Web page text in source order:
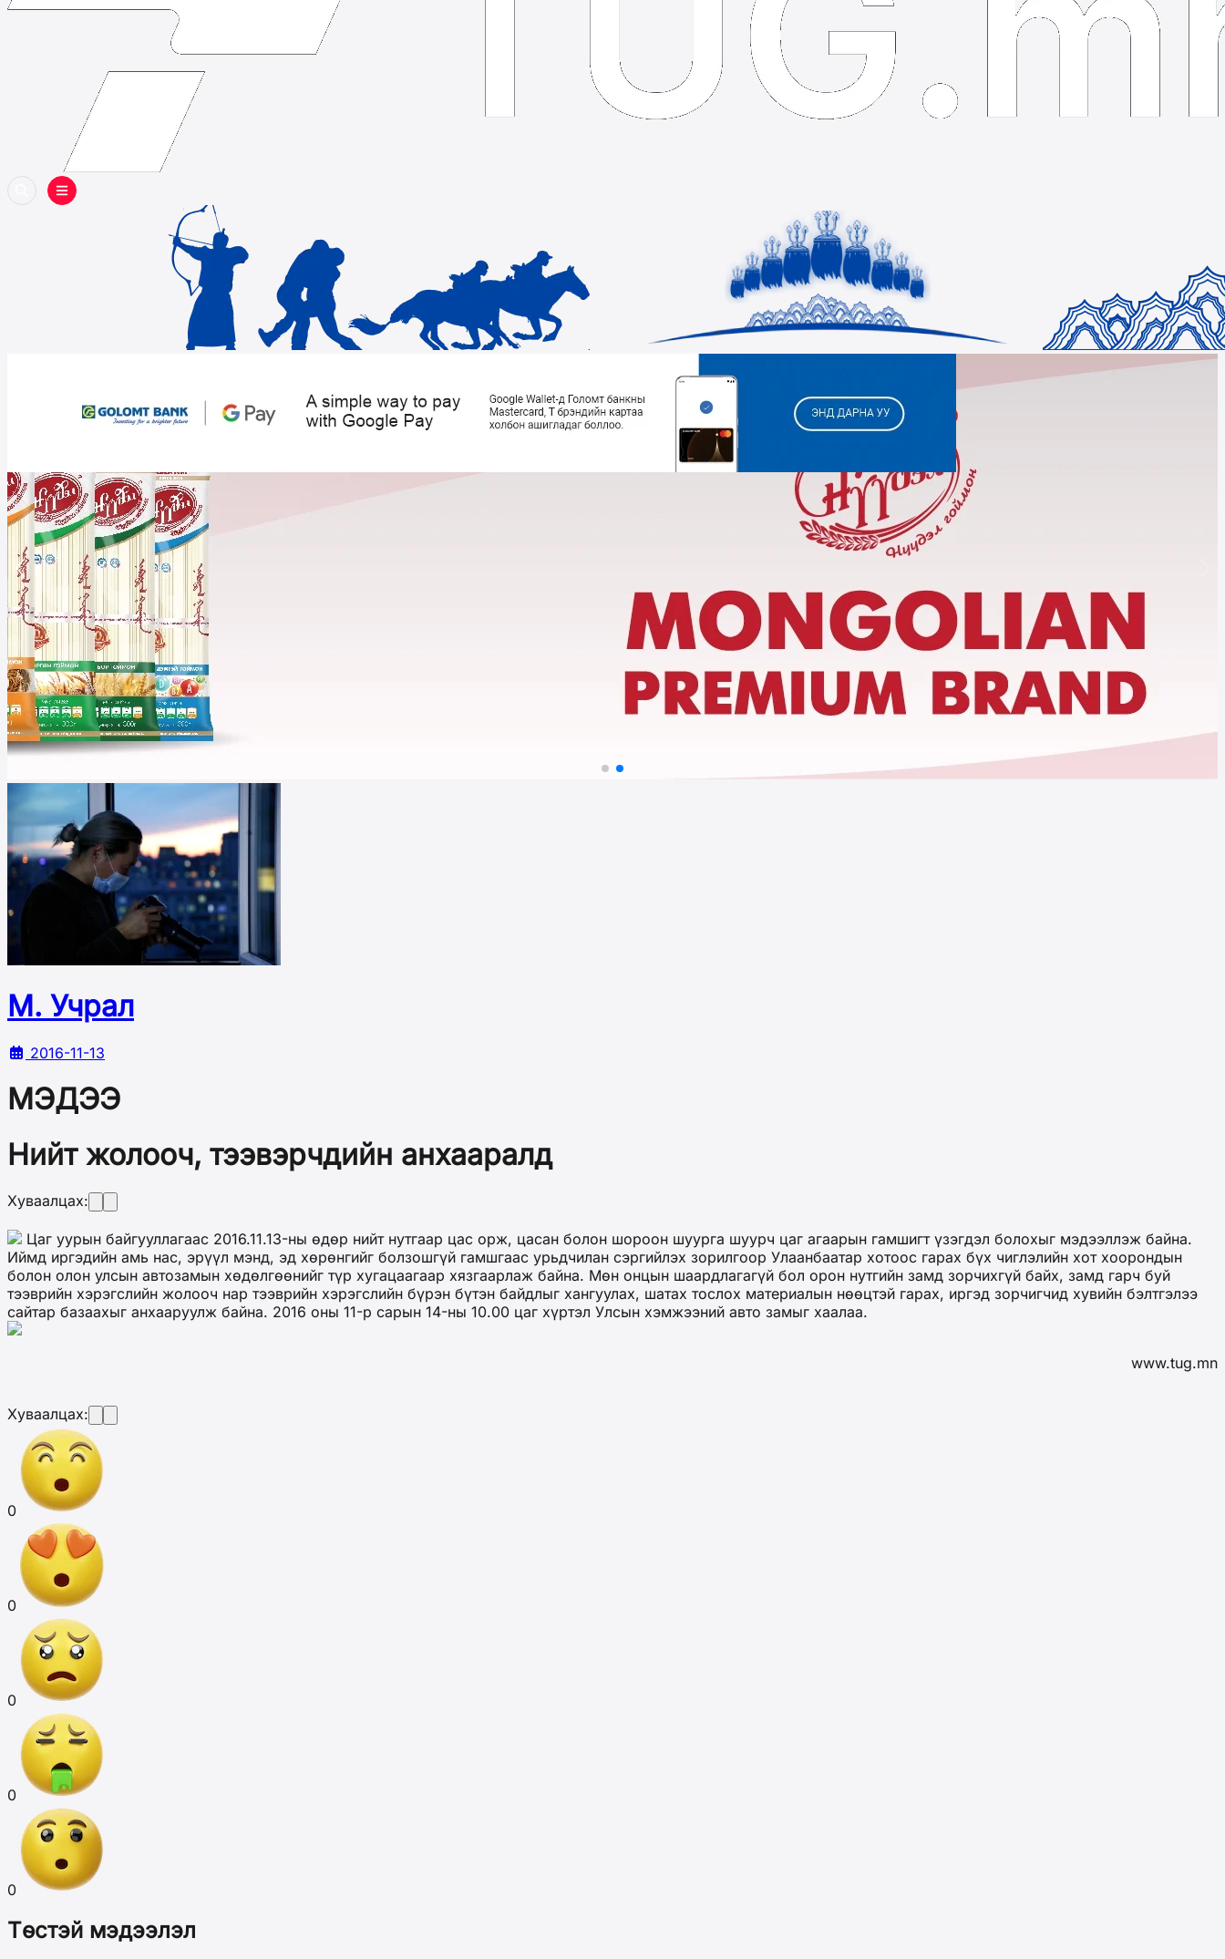
М. Учрал
2016-11-13
МЭДЭЭ
Нийт жолооч, тээвэрчдийн анхааралд
Хуваалцах:
Цаг уурын байгууллагаас 2016.11.13-ны өдөр нийт нутгаар цас орж, цасан болон шороон шуурга шуурч цаг агаарын гамшигт үзэгдэл болохыг мэдээллэж байна.
Иймд иргэдийн амь нас, эрүүл мэнд, эд хөрөнгийг болзошгүй гамшгаас урьдчилан сэргийлэх зорилгоор Улаанбаатар хотоос гарах бүх чиглэлийн хот хоорондын
болон олон улсын автозамын хөдөлгөөнийг түр хугацаагаар хязгаарлаж байна. Мөн онцын шаардлагагүй бол орон нутгийн замд зорчихгүй байх, замд гарч буй
тээврийн хэрэгслийн жолооч нар тээврийн хэрэгслийн бүрэн бүтэн байдлыг хангуулах, шатах тослох материалын нөөцтэй гарах, иргэд зорчигчид хувийн бэлтгэлээ
сайтар базаахыг анхааруулж байна. 2016 оны 11-р сарын 14-ны 10.00 цаг хүртэл Улсын хэмжээний авто замыг хаалаа.
www.tug.mn
Хуваалцах:
0
0
0
0
0
Төстэй мэдээлэл